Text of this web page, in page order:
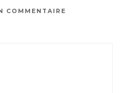
COMMENTAIRE